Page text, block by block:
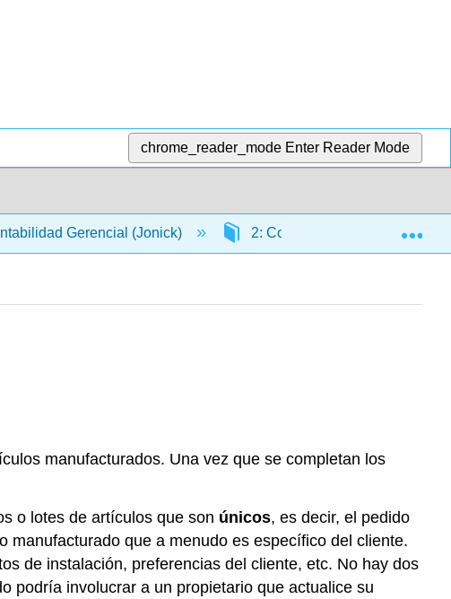
chrome_reader_mode Enter Reader Mode
Gerencial (Jonick) 2: Costeo de Órden de Trabajo
manufacturados. Una vez que se completan los
o lotes de artículos que son únicos, es decir, el pedido
manufacturado que a menudo es específico del cliente.
de instalación, preferencias del cliente, etc. No hay dos
podría involucrar a un propietario que actualice su